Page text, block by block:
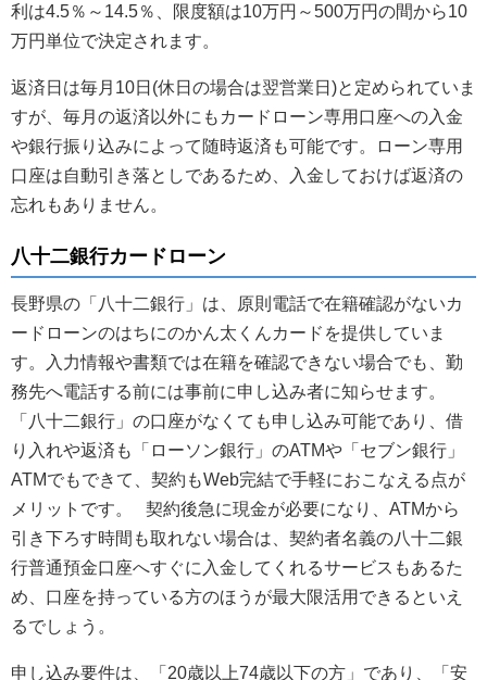
利は4.5％～14.5％、限度額は10万円～500万円の間から10
万円単位で決定されます。
返済日は毎月10日(休日の場合は翌営業日)と定められていま
すが、毎月の返済以外にもカードローン専用口座への入金
や銀行振り込みによって随時返済も可能です。ローン専用
口座は自動引き落としであるため、入金しておけば返済の
忘れもありません。
八十二銀行カードローン
長野県の「八十二銀行」は、原則電話で在籍確認がないカ
ードローンのはちにのかん太くんカードを提供していま
す。入力情報や書類では在籍を確認できない場合でも、勤
務先へ電話する前には事前に申し込み者に知らせます。
「八十二銀行」の口座がなくても申し込み可能であり、借
り入れや返済も「ローソン銀行」のATMや「セブン銀行」
ATMでもできて、契約もWeb完結で手軽におこなえる点が
メリットです。 契約後急に現金が必要になり、ATMから
引き下ろす時間も取れない場合は、契約者名義の八十二銀
行普通預金口座へすぐに入金してくれるサービスもあるた
め、口座を持っている方のほうが最大限活用できるといえ
るでしょう。
申し込み要件は、「20歳以上74歳以下の方」であり、「安